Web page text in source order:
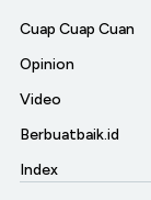
Cuap Cuap Cuan
Opinion
Video
Berbuatbaik.id
Index